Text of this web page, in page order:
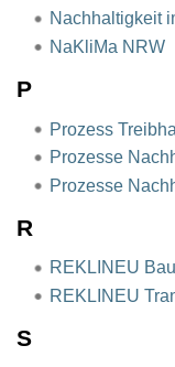
Nachhaltigkeit
NaKliMa NRW
P
Prozess
Prozesse
Prozesse
R
REKLINEU
REKLINEU
S